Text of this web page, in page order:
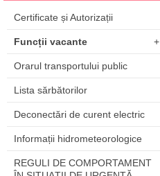
Certificate și Autorizații
Funcții vacante +
Orarul transportului public
Lista sărbătorilor
Deconectări de curent electric
Informații hidrometeorologice
REGULI DE COMPORTAMENT